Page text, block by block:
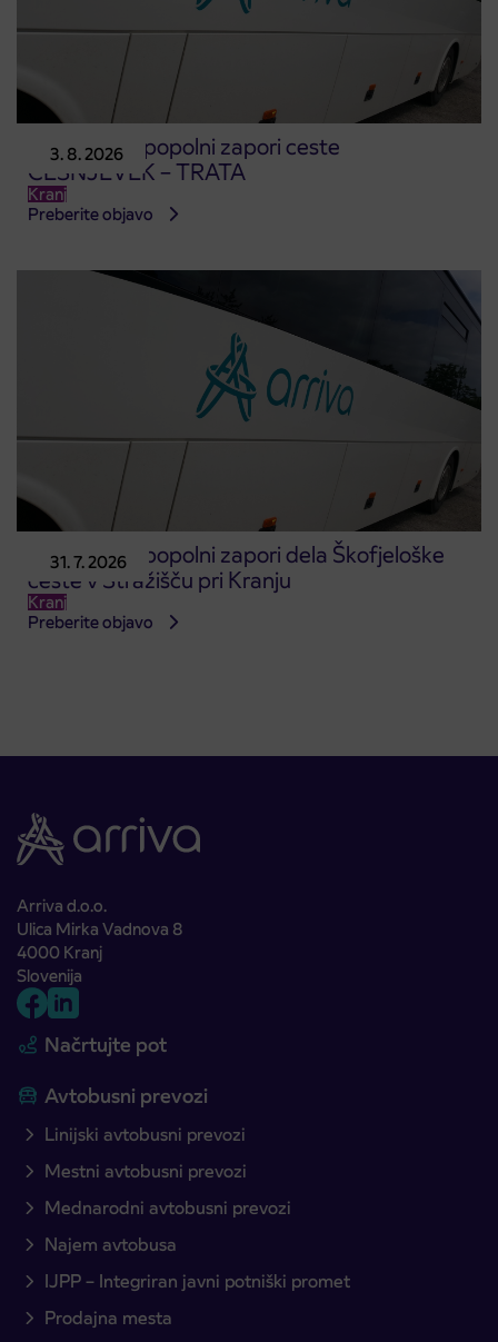
3. 8. 2026
Obvestilo o popolni zapori ceste
ČEŠNJEVEK – TRATA
Kranj
Preberite objavo
31. 7. 2026
Obvestilo o popolni zapori dela Škofjeloške
ceste v Stražišču pri Kranju
Kranj
Preberite objavo
Arriva d.o.o.
Ulica Mirka Vadnova 8
4000 Kranj
Slovenija
Načrtujte pot
Avtobusni prevozi
Linijski avtobusni prevozi
Mestni avtobusni prevozi
Mednarodni avtobusni prevozi
Najem avtobusa
IJPP – Integriran javni potniški promet
Prodajna mesta